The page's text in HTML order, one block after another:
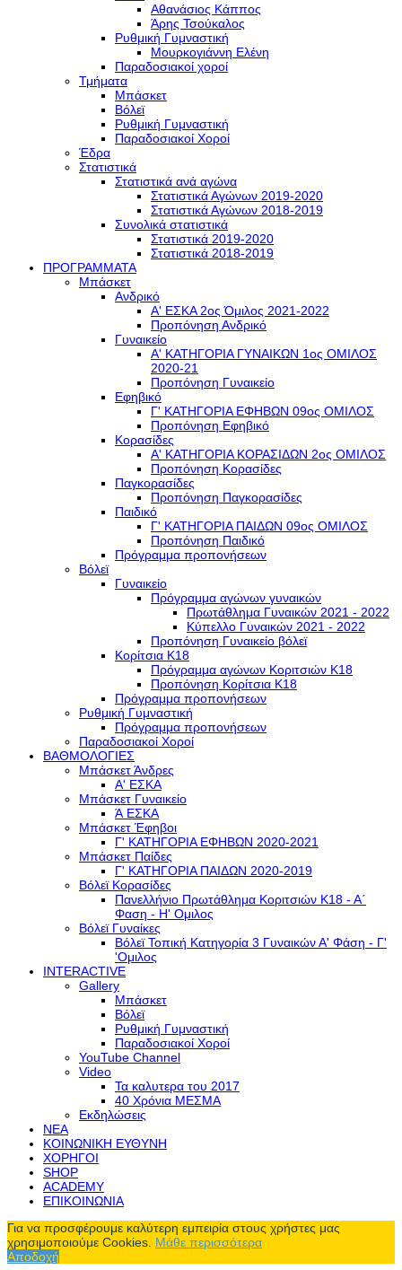
Αθανάσιος Κάππος
Άρης Τσούκαλος
Ρυθμική Γυμναστική
Μουρκογιάννη Ελένη
Παραδοσιακοί χοροί
Τμήματα
Μπάσκετ
Βόλεϊ
Ρυθμική Γυμναστική
Παραδοσιακοί Χοροί
Έδρα
Στατιστικά
Στατιστικά ανά αγώνα
Στατιστικά Αγώνων 2019-2020
Στατιστικά Αγώνων 2018-2019
Συνολικά στατιστικά
Στατιστικά 2019-2020
Στατιστικά 2018-2019
ΠΡΟΓΡΑΜΜΑΤΑ
Μπάσκετ
Ανδρικό
Α' ΕΣΚΑ 2ος Όμιλος 2021-2022
Προπόνηση Ανδρικό
Γυναικείο
Α' ΚΑΤΗΓΟΡΙΑ ΓΥΝΑΙΚΩΝ 1ος ΟΜΙΛΟΣ
2020-21
Προπόνηση Γυναικείο
Εφηβικό
Γ' ΚΑΤΗΓΟΡΙΑ ΕΦΗΒΩΝ 09ος ΟΜΙΛΟΣ
Προπόνηση Εφηβικό
Κορασίδες
Α' ΚΑΤΗΓΟΡΙΑ ΚΟΡΑΣΙΔΩΝ 2ος ΟΜΙΛΟΣ
Προπόνηση Κορασίδες
Παγκορασίδες
Προπόνηση Παγκορασίδες
Παιδικό
Γ' ΚΑΤΗΓΟΡΙΑ ΠΑΙΔΩΝ 09ος ΟΜΙΛΟΣ
Προπόνηση Παιδικό
Πρόγραμμα προπονήσεων
Βόλεϊ
Γυναικείο
Πρόγραμμα αγώνων γυναικών
Πρωτάθλημα Γυναικών 2021 - 2022
Κύπελλο Γυναικών 2021 - 2022
Προπόνηση Γυναικείο βόλεϊ
Κορίτσια Κ18
Πρόγραμμα αγώνων Κοριτσιών Κ18
Προπόνηση Κορίτσια Κ18
Πρόγραμμα προπονήσεων
Ρυθμική Γυμναστική
Πρόγραμμα προπονήσεων
Παραδοσιακοί Χοροί
ΒΑΘΜΟΛΟΓΙΕΣ
Μπάσκετ Άνδρες
Α' ΕΣΚΑ
Μπάσκετ Γυναικείο
Ά ΕΣΚΑ
Μπάσκετ Έφηβοι
Γ' ΚΑΤΗΓΟΡΙΑ ΕΦΗΒΩΝ 2020-2021
Μπάσκετ Παίδες
Γ' ΚΑΤΗΓΟΡΙΑ ΠΑΙΔΩΝ 2020-2019
Βόλεϊ Κορασίδες
Πανελλήνιο Πρωτάθλημα Κοριτσιών Κ18 - Α΄
Φαση - H' Ομιλος
Βόλεϊ Γυναίκες
Βόλεϊ Τοπική Κατηγορία 3 Γυναικών Α' Φάση - Γ'
'Ομιλος
INTERACTIVE
Gallery
Μπάσκετ
Βόλεϊ
Ρυθμική Γυμναστική
Παραδοσιακοί Χοροί
YouTube Channel
Video
Τα καλυτερα του 2017
40 Χρόνια ΜΕΣΜΑ
Εκδηλώσεις
ΝΕΑ
ΚΟΙΝΩΝΙΚΗ ΕΥΘΥΝΗ
ΧΟΡΗΓΟΙ
SHOP
ACADEMY
ΕΠΙΚΟΙΝΩΝΙΑ
Για να προσφέρουμε καλύτερη εμπειρία στους χρήστες μας
χρησιμοποιούμε Cookies. Μάθε περισσότερα
Αποδοχή